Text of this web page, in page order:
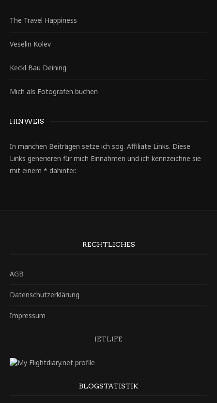
The Travel Happiness
Veselin Kolev
Keckl Bau Deining
Mich als Fotografen buchen
HINWEIS
In manchen Beiträgen setze ich sog. Affiliate Links. Diese
Links generieren für mich Einnahmen und ich kennzeichne sie
mit einem * dahinter.
RECHTLICHES
AGB
Datenschutzerklärung
Impressum
JETLIFE
BLOGSTATISTIK